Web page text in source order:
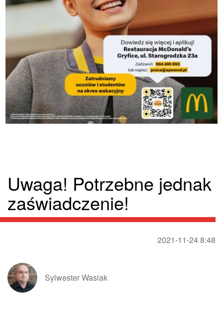
Uwaga! Potrzebne jednak
zaświadczenie!
2021-11-24 8:48
Sylwester Wasiak